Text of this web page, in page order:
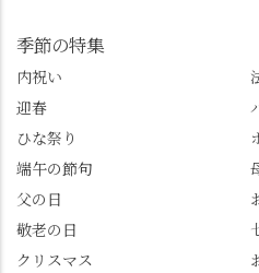
物価の値上がりが激し
季節の特集
内祝い
迎春
ひな祭り
端午の節句
父の日
敬老の日
クリスマス